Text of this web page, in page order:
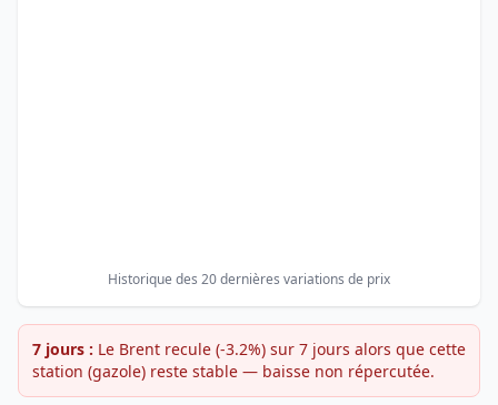
Historique des 20 dernières variations de prix
7 jours : Le Brent recule (-3.2%) sur 7 jours alors que cette
station (gazole) reste stable — baisse non répercutée.